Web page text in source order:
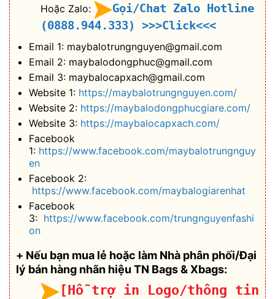
Hoặc Zalo:
Gọi/Chat Zalo Hotline
(0888.944.333)
>>>Click<<<
Email 1: maybalotrungnguyen@gmail.com
Email 2: maybalodongphuc@gmail.com
Email 3: maybalocapxach@gmail.com
Website 1: https://maybalotrungnguyen.com/
Website 2: https://maybalodongphucgiare.com/
Website 3: https://maybalocapxach.com/
Facebook
1: https://www.facebook.com/maybalotrungnguy
en
Facebook 2:
https://www.facebook.com/maybalogiarenhat
Facebook
3: https://www.facebook.com/trungnguyenfashi
on
+ Nếu bạn mua lẻ hoặc làm Nhà phân phối/Đại
lý bán hàng nhãn hiệu TN Bags & Xbags:
[Hỗ trợ in Logo/thông tin